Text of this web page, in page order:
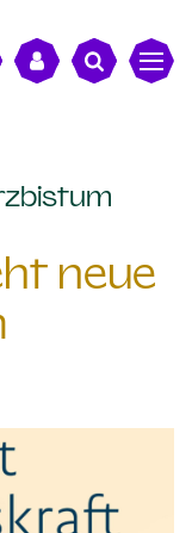
neue